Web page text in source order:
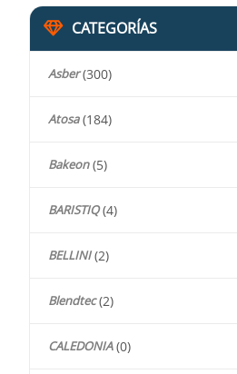
CATEGORÍAS
Asber (300)
Atosa (184)
Bakeon (5)
BARISTIQ (4)
BELLINI (2)
Blendtec (2)
CALEDONIA (0)